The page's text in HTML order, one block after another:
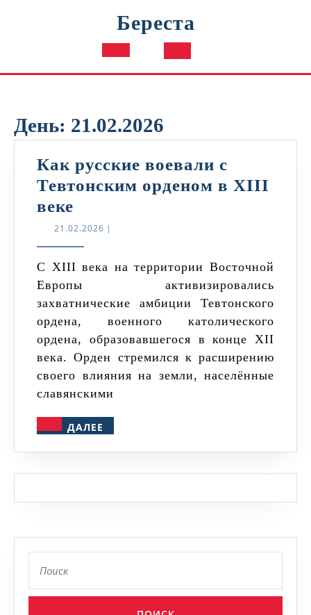
Береста
Кнопка
День: 21.02.2026
Как русские воевали с
Тевтонским орденом в XIII
веке
русские
воевали
с
Тевтонским
орденом
в
XIII
веке
21.02.2026 21.02.2026
|
С XIII века на территории Восточной
Европы активизировались
захватнические амбиции Тевтонского
ордена, военного католического
ордена, образовавшегося в конце XII
века. Орден стремился к расширению
своего влияния на земли, населённые
славянскими
ДАЛЕЕ